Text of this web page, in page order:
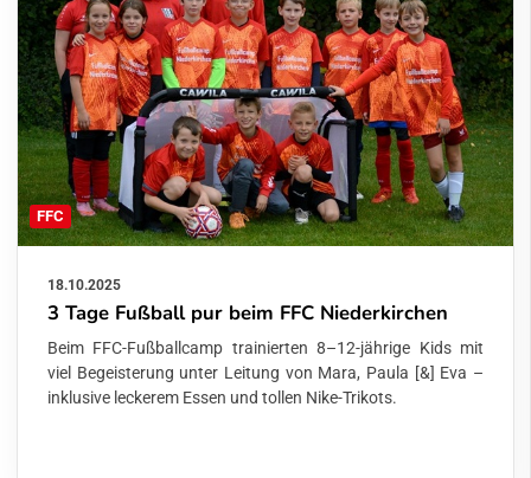
FFC
18.10.2025
3 Tage Fußball pur beim FFC Niederkirchen
Beim FFC-Fußballcamp trainierten 8–12-jährige Kids mit
viel Begeisterung unter Leitung von Mara, Paula [&] Eva –
inklusive leckerem Essen und tollen Nike-Trikots.